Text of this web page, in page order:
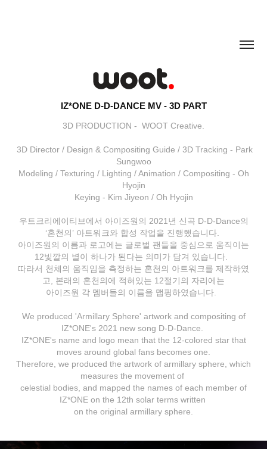
IZ*ONE D-D-DANCE MV - 3D PART
3D PRODUCTION - WOOT Creative.
3D Director / Design & Compositing Guide / 3D Tracking - Park
Sungwoo
Modeling / Texturing / Lighting / Animation / Compositing - Oh
Hyojin
Keying - Kim Jiyeon / Oh Hyojin
우트크리에이티브에서 아이즈원의 2021년 신곡 D-D-Dance의
‘혼천의’ 아트워크와 합성 작업을 진행했습니다.
아이즈원의 이름과 로고에는 글로벌 팬들을 중심으로 움직이는
12빛깔의 별이 하나가 된다는 의미가 담겨 있습니다.
따라서 천체의 움직임을 측정하는 혼천의 아트워크를 제작하였
고, 본래의 혼천의에 적혀있는 12절기의 자리에는
아이즈원 각 멤버들의 이름을 맵핑하였습니다.
We produced 'Armillary Sphere' artwork and compositing of
IZ*ONE's 2021 new song D-D-Dance.
IZ*ONE's name and logo mean that the 12-colored star that
moves around global fans becomes one.
Therefore, we produced the artwork of armillary sphere, which
measures the movement of
celestial bodies, and mapped the names of each member of
IZ*ONE on the 12th solar terms written
on the original armillary sphere.